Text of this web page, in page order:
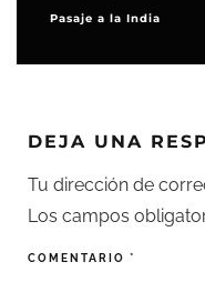
Pasaje a la India
DEJA UNA
Tu dirección de
Los campos
COMENTARIO *